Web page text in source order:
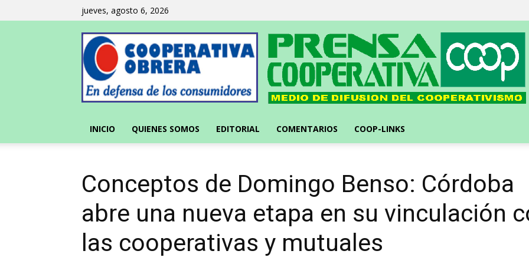
jueves, agosto 6, 2026
Cooperativa
::
Medio
de
difusión
líder
cooperativismo
INICIO QUIENES SOMOS EDITORIAL COMENTARIOS COOP-LINKS
Conceptos de Domingo Benso: Córdoba
abre una nueva etapa en su vinculación
las cooperativas y mutuales